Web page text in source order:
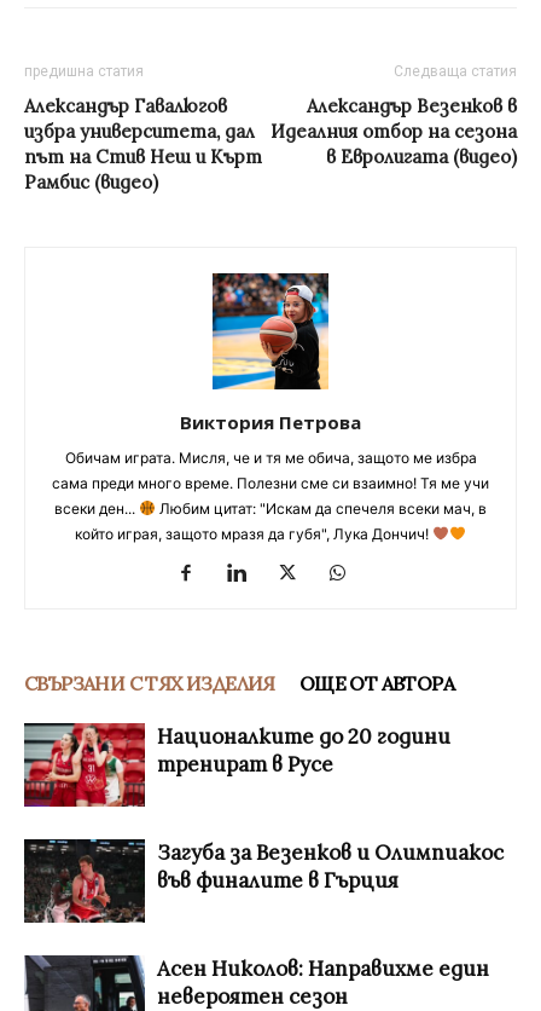
предишна статия
Александър Гавалюгов
избра университета, дал
път на Стив Неш и Кърт
Рамбис (видео)
Следваща статия
Александър Везенков в
Идеалния отбор на сезона
в Евролигата (видео)
Виктория Петрова
Обичам играта. Мисля, че и тя ме обича, защото ме избра
сама преди много време. Полезни сме си взаимно! Тя ме учи
всеки ден...
Любим цитат: "Искам да спечеля всеки мач, в
който играя, защото мразя да губя", Лука Дончич!
СВЪРЗАНИ С ТЯХ ИЗДЕЛИЯ ОЩЕ ОТ АВТОРА
Националките до 20 години
тренират в Русе
Загуба за Везенков и Олимпиакос
във финалите в Гърция
Асен Николов: Направихме един
невероятен сезон